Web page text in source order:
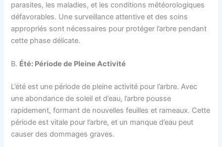
parasites, les maladies, et les conditions météorologiques
défavorables. Une surveillance attentive et des soins
appropriés sont nécessaires pour protéger l’arbre pendant
cette phase délicate.
B. Été: Période de Pleine Activité
L’été est une période de pleine activité pour l’arbre. Avec
une abondance de soleil et d’eau, l’arbre pousse
rapidement, formant de nouvelles feuilles et rameaux. Cette
période est vitale pour l’arbre, et un manque d’eau peut
causer des dommages graves.